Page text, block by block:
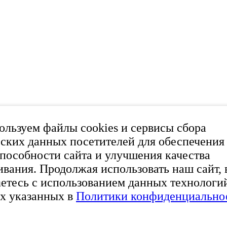
файлы cookies и сервисы сбора
данных посетителей для обеспечения
сайта и улучшения качества
Продолжая использовать наш сайт,
с использованием данных
указанных в Политики